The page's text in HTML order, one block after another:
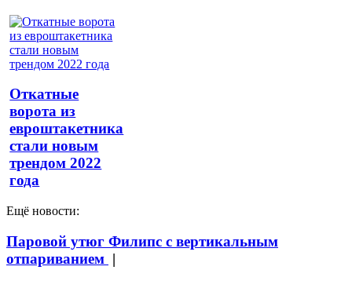
Откатные
ворота из
евроштакетника
стали новым
трендом 2022
года
Ещё новости:
Паровой утюг Филипс с вертикальным
отпариванием |